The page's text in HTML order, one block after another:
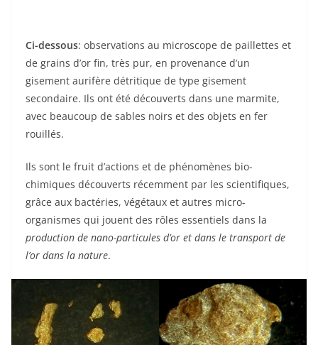
Ci-dessous: observations au microscope de paillettes et
de grains d’or fin, très pur, en provenance d’un
gisement aurifère détritique de type gisement
secondaire. Ils ont été découverts dans une marmite,
avec beaucoup de sables noirs et des objets en fer
rouillés.
Ils sont le fruit d’actions et de phénomènes bio-
chimiques découverts récemment par les scientifiques,
grâce aux bactéries, végétaux et autres micro-
organismes qui jouent des rôles essentiels dans la
production de nano-particules d’or et dans le transport de
l’or dans la nature.